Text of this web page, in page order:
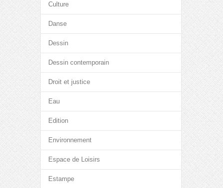
Culture
Danse
Dessin
Dessin contemporain
Droit et justice
Eau
Edition
Environnement
Espace de Loisirs
Estampe